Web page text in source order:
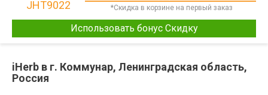
JHT9022 *Скидка в корзине на первый заказ
Использовать бонус Скидку
iHerb в г. Коммунар, Ленинградская область,
Россия